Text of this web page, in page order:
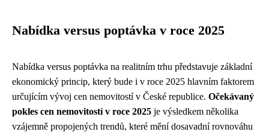
Nabídka versus poptávka v roce 2025
Nabídka versus poptávka na realitním trhu představuje základní
ekonomický princip, který bude i v roce 2025 hlavním faktorem
určujícím vývoj cen nemovitostí v České republice. Očekávaný
pokles cen nemovitostí v roce 2025 je výsledkem několika
vzájemně propojených trendů, které mění dosavadní rovnováhu